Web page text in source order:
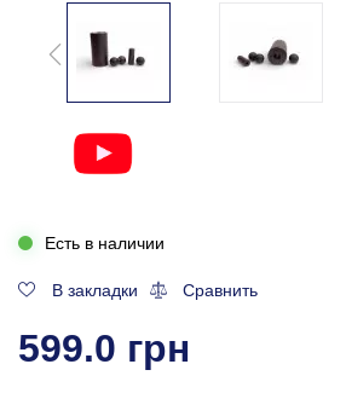
Есть в наличии
В закладки Сравнить
599.0 грн